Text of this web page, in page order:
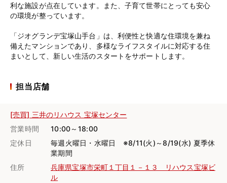
利な施設が点在しています。また、子育て世帯にとっても安心
の環境が整っています。
「ジオグランデ宝塚山手台」は、利便性と快適な住環境を兼ね
備えたマンションであり、多様なライフスタイルに対応する住
まいとして、新しい生活のスタートをサポートします。
担当店舗
[売買] 三井のリハウス 宝塚センター
営業時間
10:00～18:00
定休日
毎週火曜日・水曜日 ※8/11(火)～8/19(水) 夏季休
業期間
住所
兵庫県宝塚市栄町１丁目１－１３ リハウス宝塚ビ
ル